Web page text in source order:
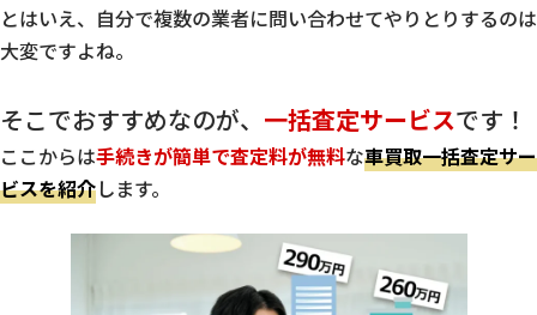
とはいえ、自分で複数の業者に問い合わせてやりとりするのは
大変ですよね。
そこでおすすめなのが、 一括査定サービスです！
ここからは手続きが簡単で査定料が無料な車買取一括査定サー
ビスを紹介します。